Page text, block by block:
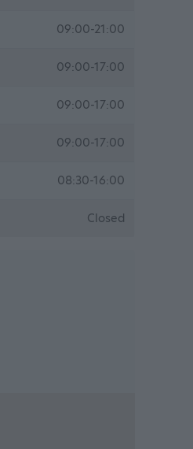
09:00-21:00
09:00-17:00
09:00-17:00
09:00-17:00
08:30-16:00
Closed